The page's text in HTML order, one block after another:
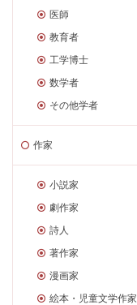
医師
教育者
工学博士
数学者
その他学者
作家
小説家
劇作家
詩人
著作家
漫画家
絵本・児童文学作家